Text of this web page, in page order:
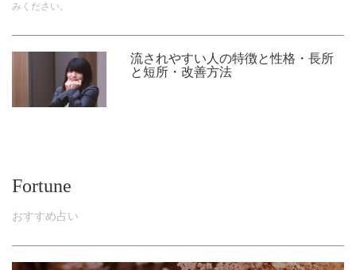
みください。
流されやすい人の特徴と性格・長所
と短所・改善方法
Fortune
おすすめ占い